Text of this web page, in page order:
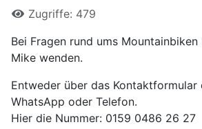
Zugriffe: 479
Bei Fragen rund ums
Mike wenden.
Entweder über das Kontaktformular
WhatsApp oder Telefon.
Hier die Nummer: 0159 0486 26 27